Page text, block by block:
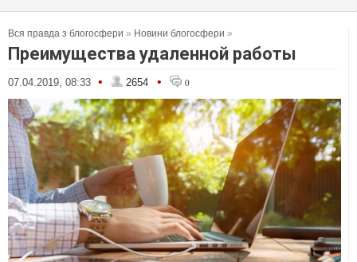
Вся правда з блогосфери » Новини блогосфери »
Преимущества удаленной работы
07.04.2019, 08:33 • 2654 • 0